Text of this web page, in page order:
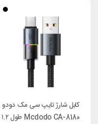
کابل شارژ تایپ سی مک دودو
Mcdodo CA-8180 طول ۱.۲